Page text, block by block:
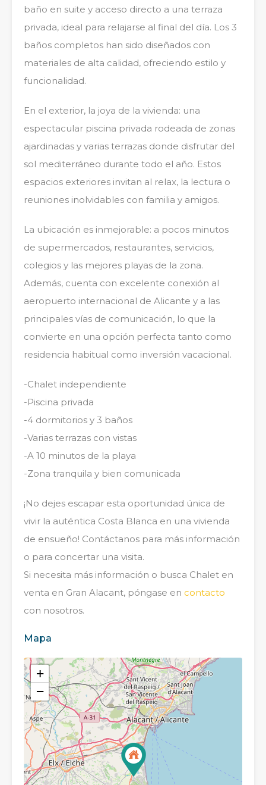
baño en suite y acceso directo a una terraza
privada, ideal para relajarse al final del día. Los 3
baños completos han sido diseñados con
materiales de alta calidad, ofreciendo estilo y
funcionalidad.
En el exterior, la joya de la vivienda: una
espectacular piscina privada rodeada de zonas
ajardinadas y varias terrazas donde disfrutar del
sol mediterráneo durante todo el año. Estos
espacios exteriores invitan al relax, la lectura o
reuniones inolvidables con familia y amigos.
La ubicación es inmejorable: a pocos minutos
de supermercados, restaurantes, servicios,
colegios y las mejores playas de la zona.
Además, cuenta con excelente conexión al
aeropuerto internacional de Alicante y a las
principales vías de comunicación, lo que la
convierte en una opción perfecta tanto como
residencia habitual como inversión vacacional.
-Chalet independiente
-Piscina privada
-4 dormitorios y 3 baños
-Varias terrazas con vistas
-A 10 minutos de la playa
-Zona tranquila y bien comunicada
¡No dejes escapar esta oportunidad única de
vivir la auténtica Costa Blanca en una vivienda
de ensueño! Contáctanos para más información
o para concertar una visita.
Si necesita más información o busca Chalet en
venta en Gran Alacant, póngase en contacto
con nosotros.
Mapa
+
−